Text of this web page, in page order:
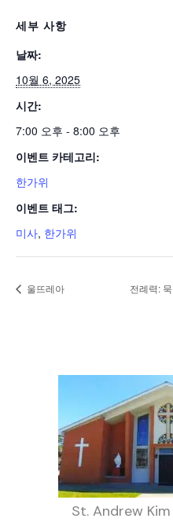
세부 사항
날짜:
10월 6, 2025
시간:
7:00 오후 - 8:00 오후
이벤트 카테고리:
한가위
이벤트 태그:
미사, 한가위
울뜨레아 전례력:
St. Andrew